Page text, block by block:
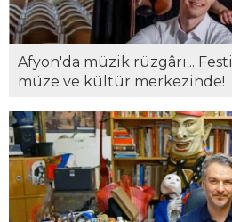
Afyon'da müzik rüzgârı...
müze ve kültür merkezinde!